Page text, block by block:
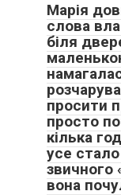
Марія
слова
біля
просити
просто
кілька
усе
звичного
вона